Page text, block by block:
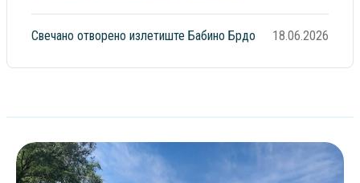
Свечано отворено излетиште Бабино Брдо 18.06.2026